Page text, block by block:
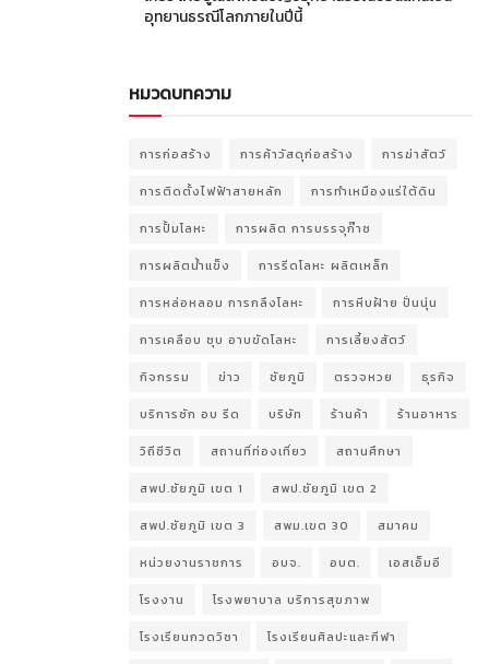
อุทยานธรณีโลกภายในปีนี้
หมวดบทความ
การก่อสร้าง การค้าวัสดุก่อสร้าง การฆ่าสัตว์
การติดตั้งไฟฟ้าสายหลัก การทำเหมืองแร่ใต้ดิน
การปั้มโลหะ การผลิต การบรรจุก๊าซ
การผลิตน้ำแข็ง การรีดโลหะ ผลิตเหล็ก
การหล่อหลอม การกลึงโลหะ การหีบฝ้าย ปั่นนุ่น
การเคลือบ ชุบ อาบขัดโลหะ การเลี้ยงสัตว์
กิจกรรม ข่าว ชัยภูมิ ตรวจหวย ธุรกิจ
บริการซัก อบ รีด บริษัท ร้านค้า ร้านอาหาร
วิถีชีวิต สถานที่ท่องเที่ยว สถานศึกษา
สพป.ชัยภูมิ เขต 1 สพป.ชัยภูมิ เขต 2
สพป.ชัยภูมิ เขต 3 สพม.เขต 30 สมาคม
หน่วยงานราชการ อบจ. อบต. เอสเอ็มอี
โรงงาน โรงพยาบาล บริการสุขภาพ
โรงเรียนกวดวิชา โรงเรียนศิลปะและกีฬา